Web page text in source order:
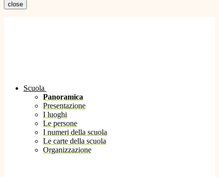
close
Scuola
Panoramica
Presentazione
I luoghi
Le persone
I numeri della scuola
Le carte della scuola
Organizzazione